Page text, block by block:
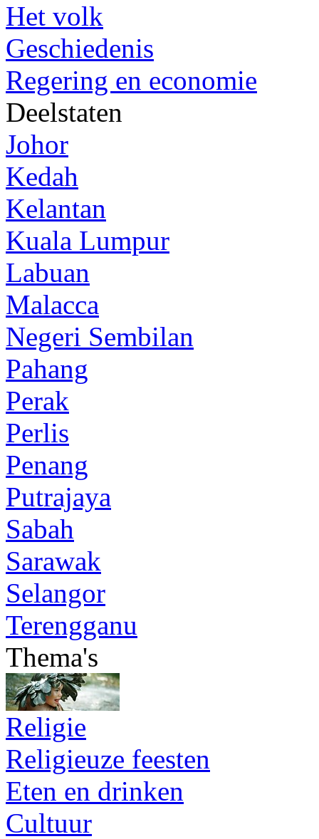
Het volk
Geschiedenis
Regering en economie
Deelstaten
Johor
Kedah
Kelantan
Kuala Lumpur
Labuan
Malacca
Negeri Sembilan
Pahang
Perak
Perlis
Penang
Putrajaya
Sabah
Sarawak
Selangor
Terengganu
Thema's
Religie
Religieuze feesten
Eten en drinken
Cultuur